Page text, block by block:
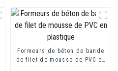
Formeurs de béton de bande
de filet de mousse de PVC en